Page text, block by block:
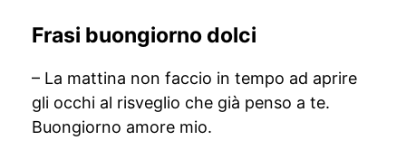
Frasi buongiorno dolci
– La mattina non faccio in tempo ad aprire
gli occhi al risveglio che già penso a te.
Buongiorno amore mio.